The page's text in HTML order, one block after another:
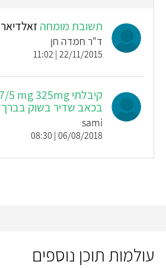
תשובת מומחהזאלדיאר
ד"ר חמדה חן
22/11/2015 | 11:02
בכאב שדיר בשוק בברך
sami
06/08/2018 | 08:30
עולמות תוכן נוספים